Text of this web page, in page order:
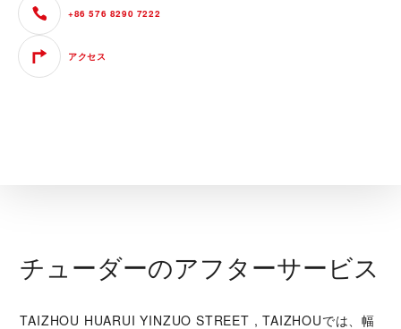
+86 576 8290 7222
アクセス
チューダーのアフターサービス
‭TAIZHOU HUARUI YINZUO STREET , TAIZHOU‬では、幅